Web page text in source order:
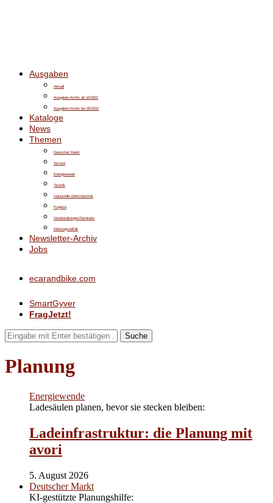
Ausgaben
Aktuell
Ausgaben-Archiv ab 10/2022
Ausgaben-Archiv bis 09/2022
Kataloge
News
Themen
Deutscher Markt
Service
Energiewende
Technik
Industrielle Elektrotechnik
Projekte
Veranstaltungen/Seminare
Meinungsvielfalt
Newsletter-Archiv
Jobs
ecarandbike.com
SmartGyver
FragJetzt!
Suche
Planung
Energiewende
Ladesäulen planen, bevor sie stecken bleiben:
Ladeinfrastruktur: die Planung mit
avori
5. August 2026
Deutscher Markt
KI-gestützte Planungshilfe: